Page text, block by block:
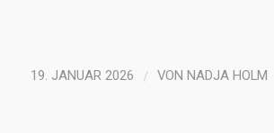
19. JANUAR 2026 / VON NADJA HOLM